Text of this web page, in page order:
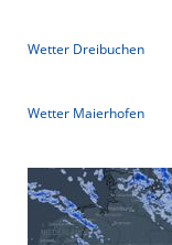
Wetter Dreibuchen
Wetter Maierhofen